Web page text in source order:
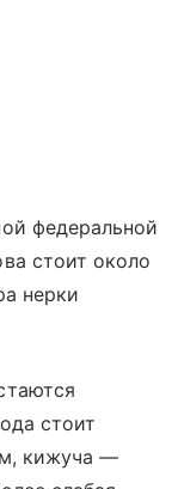
федеральной
стоит около
нерки
стоит
кижуча —